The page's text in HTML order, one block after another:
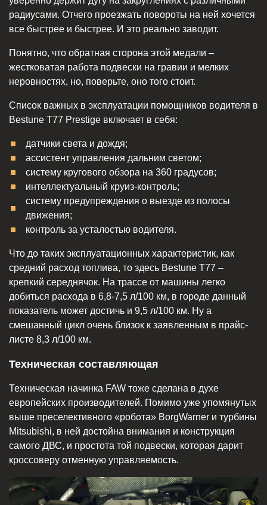
радиусами. Отчего проезжать повороты на ней хочется
все быстрее и быстрее. И это реально заводит.
Понятно, что обратная сторона этой медали –
жестковатая работа подвески на гравии и мелких
неровностях, но, поверьте, оно того стоит.
Список важных в эксплуатации помощников водителя в
Bestune T77 Prestige включает в себя:
датчики света и дождя;
ассистент управления дальним светом;
систему кругового обзора на 360 градусов;
интеллектуальный круиз-контроль;
систему предупреждения о выезде из полосы
движения;
контроль за усталостью водителя.
Что до таких эксплуатационных характеристик, как
средний расход топлива, то здесь Bestune T77 –
крепкий середнячок. На трассе от машины легко
добиться расхода в 6,8-7,5 л/100 км, в городе данный
показатель может достичь и 9,5 л/100 км. Ну а
смешанный цикл очень близок к заявленным в прайс-
листе 8,3 л/100 км.
Техническая составляющая
Техническая начинка FAW тоже сделана в духе
европейских производителей. Помимо уже упомянутых
выше преселективного «робота» BorgWarner и турбины
Mitsubishi, в ней достойна внимания и конструкция
самого ДВС, и простота той подвески, которая дарит
кроссоверу отменную управляемость.